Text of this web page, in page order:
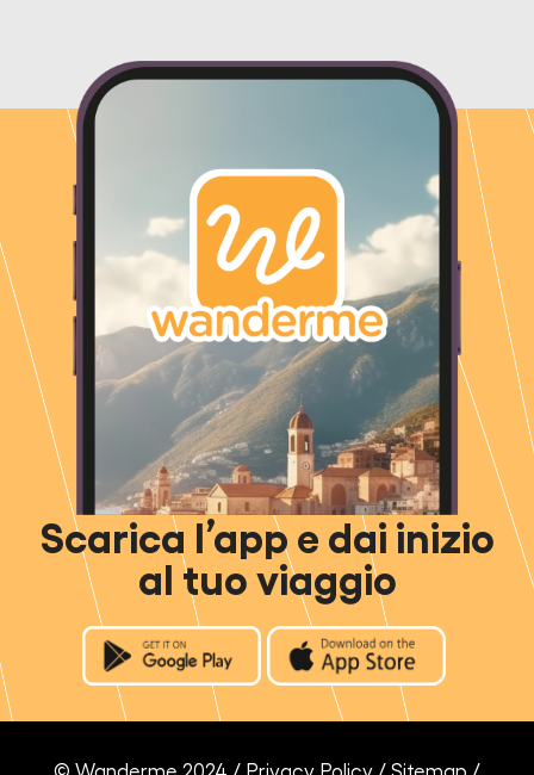
Scarica l’app e dai inizio
al tuo viaggio